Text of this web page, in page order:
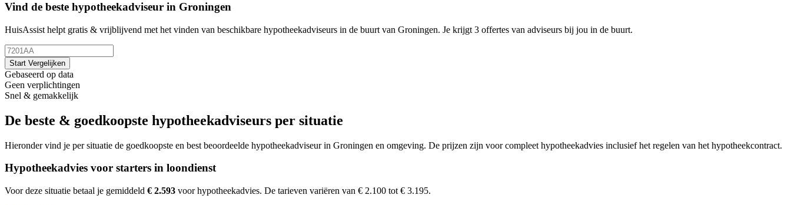
Vind de beste hypotheekadviseur in Groningen
HuisAssist helpt gratis & vrijblijvend met het vinden van beschikbare hypotheekadviseurs in de buurt van Groningen. Je krijgt 3 offertes van adviseurs bij jou in de buurt.
Start Vergelijken
Gebaseerd op data
Geen verplichtingen
Snel & gemakkelijk
De beste & goedkoopste hypotheekadviseurs per situatie
Hieronder vind je per situatie de goedkoopste en best beoordeelde hypotheekadviseur in Groningen en omgeving. De prijzen zijn voor compleet hypotheekadvies inclusief het regelen van het hypotheekcontract.
Hypotheekadvies voor starters in loondienst
Voor deze situatie betaal je gemiddeld € 2.593 voor hypotheekadvies. De tarieven variëren van € 2.100 tot € 3.195.